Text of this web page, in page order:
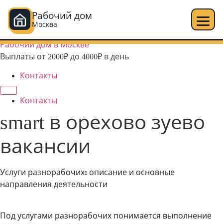
Рабочий дом
Москва
Перейти
к
Рабочий дом в Москве
Выплаты от 2000₽ до 4000₽ в день
Контакты
Контакты
smart в орехово зуево
вакансии
Услуги разнорабочих: описание и основные
направления деятельности
Под услугами разнорабочих понимается выполнение